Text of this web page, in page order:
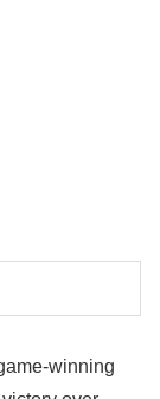
winning